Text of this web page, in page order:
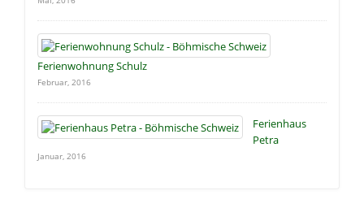
Ferienwohnung Schulz
Februar, 2016
Ferienhaus
Petra
Januar, 2016